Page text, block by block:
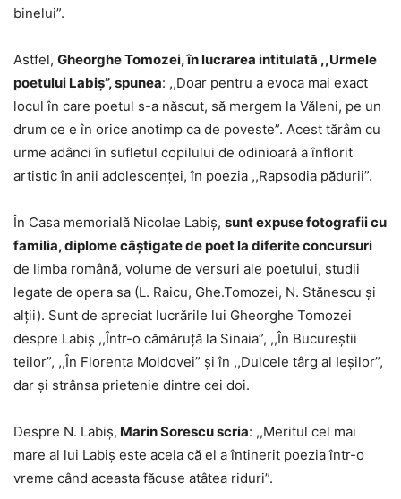
binelui”.
Astfel, Gheorghe Tomozei, în lucrarea intitulată ,,Urmele
poetului Labiș”, spunea: ,,Doar pentru a evoca mai exact
locul în care poetul s-a născut, să mergem la Văleni, pe un
drum ce e în orice anotimp ca de poveste”. Acest tărâm cu
urme adânci în sufletul copilului de odinioară a înflorit
artistic în anii adolescenţei, în poezia ,,Rapsodia pădurii”.
În Casa memorială Nicolae Labiș, sunt expuse fotografii cu
familia, diplome câştigate de poet la diferite concursuri
de limba română, volume de versuri ale poetului, studii
legate de opera sa (L. Raicu, Ghe.Tomozei, N. Stănescu şi
alţii). Sunt de apreciat lucrările lui Gheorghe Tomozei
despre Labiș ,,Într-o cămăruţă la Sinaia”, ,,În Bucureştii
teilor”, ,,În Florenţa Moldovei” şi în ,,Dulcele târg al Ieșilor”,
dar şi strânsa prietenie dintre cei doi.
Despre N. Labiș, Marin Sorescu scria: ,,Meritul cel mai
mare al lui Labiș este acela că el a întinerit poezia într-o
vreme când aceasta făcuse atâtea riduri”.